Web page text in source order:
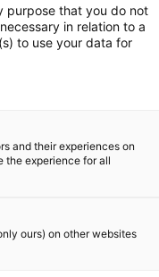
G is
over time
swivel, tilting
can
purpose that you do not
in relation to a
to use your data for
and their experiences on
the experience for all
ours) on other websites